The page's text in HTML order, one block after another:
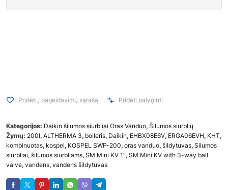
Pridėti į pageidavimų sąrašą Pridėti palyginti
Kategorijos: Daikin šilumos siurbliai Oras Vanduo, Šilumos siurblių
Žymų: 200l, ALTHERMA 3, boileris, Daikin, EHBX08E6V, ERGA06EVH, KHT,
kombinuotas, kospel, KOSPEL SWP-200, oras vanduo, šildytuvas, Silumos
siurbliai, šilumos siurbliams, SM Mini KV 1″, SM Mini KV with 3-way ball
valve, vandens, vandens šildytuvas